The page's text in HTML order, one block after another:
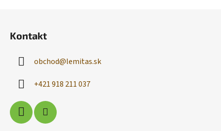
Kontakt
obchod@lemitas.sk
+421 918 211 037